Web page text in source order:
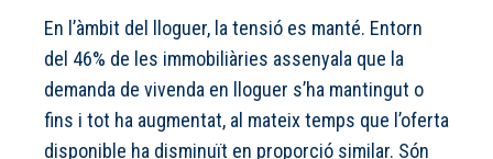
En l’àmbit del lloguer, la tensió es manté. Entorn
del 46% de les immobiliàries assenyala que la
demanda de vivenda en lloguer s’ha mantingut o
fins i tot ha augmentat, al mateix temps que l’oferta
disponible ha disminuït en proporció similar. Són